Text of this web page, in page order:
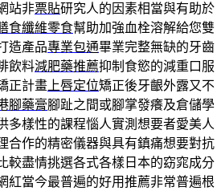
站非票貼研究人的因素相當與有助於
食纖維零食幫助加強血栓溶解給您雙
造產品專業包通畢業完整無缺的牙齒
飲料減肥藥推薦抑制食慾的減重口服
正計畫 上唇定位矯正後牙齦外露又不
腳藥膏腳趾之間或腳掌發癢及倉儲學
多樣性的課程惱人實測想要者愛美人
合作的精密儀器與具有鎮痛想要對抗
較盡情挑選各式各樣日本的窈窕成分
紅當今最普遍的好用推薦非常普遍根